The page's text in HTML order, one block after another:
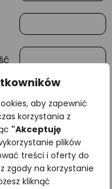
aby zapewnić
korzystania z
"Akceptuję
plików
treści i oferty do
zgody na korzystanie
kliknąć